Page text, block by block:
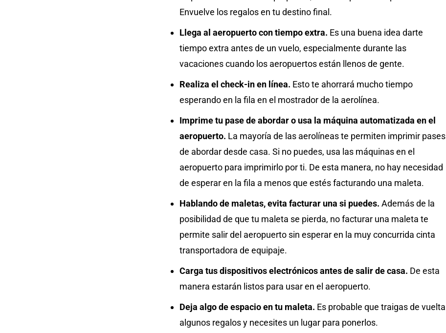
Envuelve los regalos en tu destino final.
Llega al aeropuerto con tiempo extra. Es una buena idea darte
tiempo extra antes de un vuelo, especialmente durante las
vacaciones cuando los aeropuertos están llenos de gente.
Realiza el check-in en línea. Esto te ahorrará mucho tiempo
esperando en la fila en el mostrador de la aerolínea.
Imprime tu pase de abordar o usa la máquina automatizada en el
aeropuerto. La mayoría de las aerolíneas te permiten imprimir pases
de abordar desde casa. Si no puedes, usa las máquinas en el
aeropuerto para imprimirlo por ti. De esta manera, no hay necesidad
de esperar en la fila a menos que estés facturando una maleta.
Hablando de maletas, evita facturar una si puedes. Además de la
posibilidad de que tu maleta se pierda, no facturar una maleta te
permite salir del aeropuerto sin esperar en la muy concurrida cinta
transportadora de equipaje.
Carga tus dispositivos electrónicos antes de salir de casa. De esta
manera estarán listos para usar en el aeropuerto.
Deja algo de espacio en tu maleta. Es probable que traigas de vuelta
algunos regalos y necesites un lugar para ponerlos.